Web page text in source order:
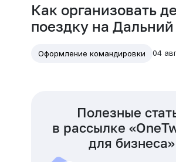
Как организовать
поездку на Дальний
Оформление командировки 04
Полезные
в рассылке
для бизнеса»